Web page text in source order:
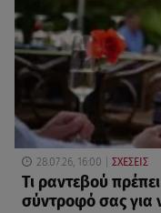
28.07.26, 16:00 ΣΧΕΣΕΙΣ
Τι ραντεβού
σύντροφό σας για